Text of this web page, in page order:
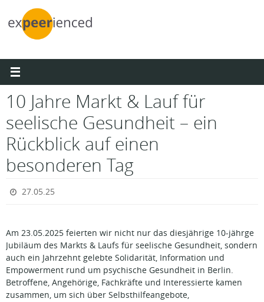
Inhalt
springen
10 Jahre Markt & Lauf für
seelische Gesundheit – ein
Rückblick auf einen
besonderen Tag
27.05.25
Am 23.05.2025 feierten wir nicht nur das diesjährige 10-jährge
Jubiläum des Markts & Laufs für seelische Gesundheit, sondern
auch ein Jahrzehnt gelebte Solidarität, Information und
Empowerment rund um psychische Gesundheit in Berlin.
Betroffene, Angehörige, Fachkräfte und Interessierte kamen
zusammen, um sich über Selbsthilfeangebote,